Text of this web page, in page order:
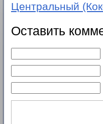
Центральный
Оставить